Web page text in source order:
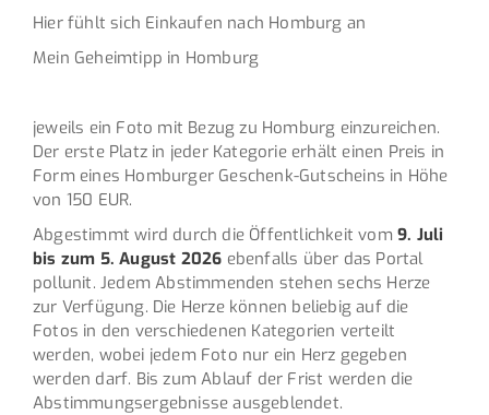
Hier fühlt sich Einkaufen nach Homburg an
Mein Geheimtipp in Homburg
jeweils ein Foto mit Bezug zu Homburg einzureichen.
Der erste Platz in jeder Kategorie erhält einen Preis in
Form eines Homburger Geschenk-Gutscheins in Höhe
von 150 EUR.
Abgestimmt wird durch die Öffentlichkeit vom 9. Juli
bis zum 5. August 2026 ebenfalls über das Portal
pollunit. Jedem Abstimmenden stehen sechs Herze
zur Verfügung. Die Herze können beliebig auf die
Fotos in den verschiedenen Kategorien verteilt
werden, wobei jedem Foto nur ein Herz gegeben
werden darf. Bis zum Ablauf der Frist werden die
Abstimmungsergebnisse ausgeblendet.